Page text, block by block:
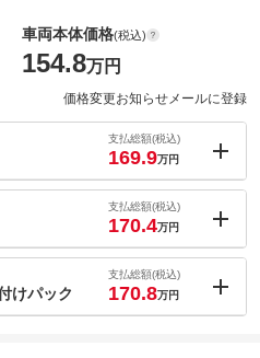
車両本体価格(税込)
154.8万円
価格変更お知らせメールに登録
支払総額(税込)
169.9万円
支払総額(税込)
170.4万円
けパック
支払総額(税込)
170.8万円